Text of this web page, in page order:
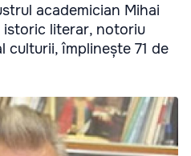
academician Mihai
literar, notoriu
culturii, împlinește 71 de